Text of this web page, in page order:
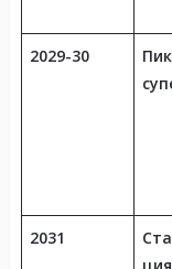
2029-30
Пик
2031